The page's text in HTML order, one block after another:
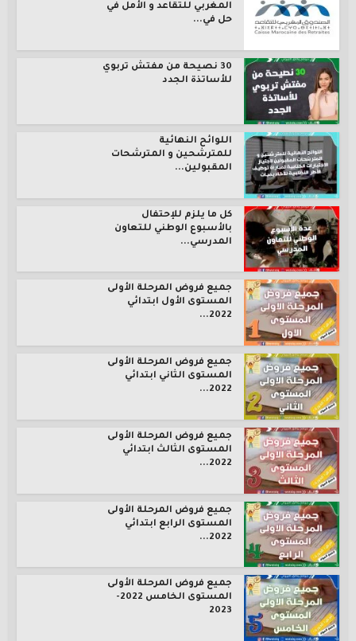
المغربي للتقاعد و الأمل في
حل في...
30 نصيحة من مفتش تربوي
للأساتذة الجدد
اللوائح النهائية
للمترشحين و المترشحات
المقبولين...
كل ما يلزم للإحتفال
بالأسبوع الوطني للتعاون
المدرسي...
جميع فروض المرحلة الأولى
المستوى الأول ابتدائي
2022...
جميع فروض المرحلة الأولى
المستوى الثاني ابتدائي
2022...
جميع فروض المرحلة الأولى
المستوى الثالث ابتدائي
2022...
جميع فروض المرحلة الأولى
المستوى الرابع ابتدائي
2022...
جميع فروض المرحلة الأولى
المستوى الخامس 2022-
2023